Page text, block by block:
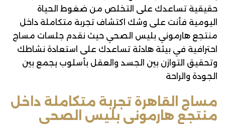
حقيقية تساعدك على التخلص من ضغوط الحياة
اليومية فأنت على وشك اكتشاف تجربة متكاملة داخل
منتجع هارموني بليس الصحي حيث نقدم جلسات مساج
احترافية في بيئة هادئة تساعدك على استعادة نشاطك
وتحقيق التوازن بين الجسد والعقل بأسلوب يجمع بين
الجودة والراحة
مساج القاهرة تجربة متكاملة داخل
منتجع هارموني بليس الصحي